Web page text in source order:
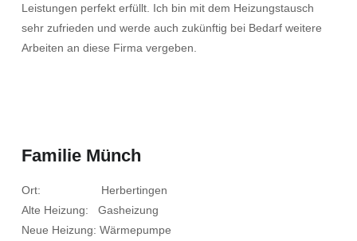
Leistungen perfekt erfüllt. Ich bin mit dem Heizungstausch
sehr zufrieden und werde auch zukünftig bei Bedarf weitere
Arbeiten an diese Firma vergeben.
Familie Münch
Ort: Herbertingen
Alte Heizung: Gasheizung
Neue Heizung: Wärmepumpe